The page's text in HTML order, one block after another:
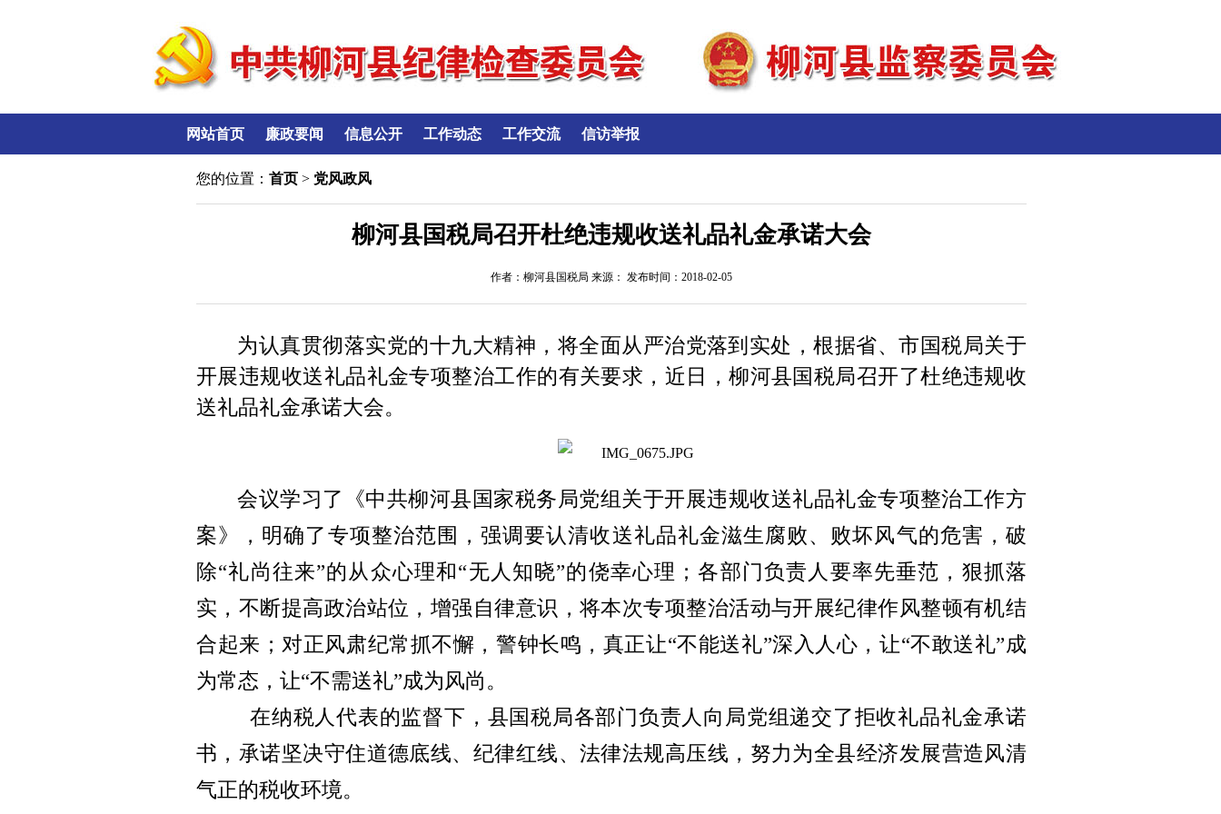
网站首页 廉政要闻 信息公开 工作动态 工作交流 信访举报
您的位置：首页 > 党风政风
柳河县国税局召开杜绝违规收送礼品礼金承诺大会
作者：柳河县国税局 来源： 发布时间：2018-02-05
为认真贯彻落实党的十九大精神，将全面从严治党落到实处，根据省、市国税局关于
开展违规收送礼品礼金专项整治工作的有关要求， 近日
，柳河县国税局召开了杜绝违规收
送礼品礼金承诺大会。
会议学习了
《中共柳河县国家税务局党组关于开展违规收送礼品礼金专项整治工作方
案》
， 明确了专项整治范围 ，强调要认清收送礼品礼金滋生腐败、败坏风气的危害，破
除“礼尚往来”的从众心理和“无人知晓”的侥幸心理；各部门负责人要率先垂范，狠抓落
实，不断提高政治站位，增强 自律意识 ，将本次专项整治活动与开展纪律作风整顿有机结
合起来；对正风肃纪常抓不懈，警钟长鸣，真正让“不能送礼”深入人心，让“不敢送礼”成
为常态，让“不需送礼”成为风尚。
在纳税人代表的监督下，县国税局各部门负责人向局党组递交了拒收礼品礼金承诺
书，承诺坚决守住道德底线、纪律红线、法律法规高压线，努力为全县经济发展营造风清
气正的税收环境。